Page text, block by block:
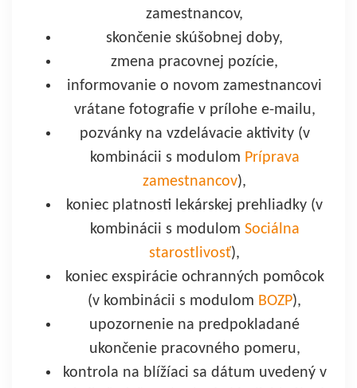
zamestnancov,
skončenie skúšobnej doby,
zmena pracovnej pozície,
informovanie o novom zamestnancovi
vrátane fotografie v prílohe e-mailu,
pozvánky na vzdelávacie aktivity (v
kombinácii s modulom Príprava
zamestnancov),
koniec platnosti lekárskej prehliadky (v
kombinácii s modulom Sociálna
starostlivosť),
koniec exspirácie ochranných pomôcok
(v kombinácii s modulom BOZP),
upozornenie na predpokladané
ukončenie pracovného pomeru,
kontrola na blížíaci sa dátum uvedený v